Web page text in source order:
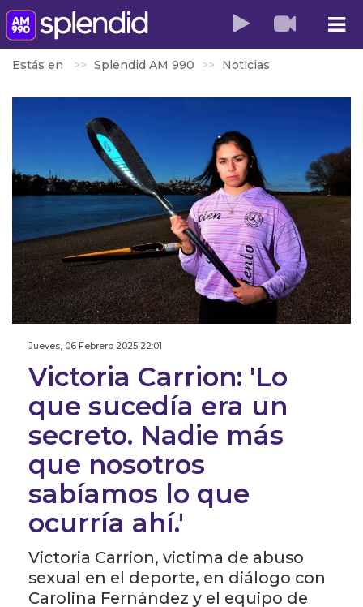
Estás en Splendid AM 990 Noticias
Jueves, 06 Febrero 2025 22:01
Victoria Carrion: 'Lo
que sucedía era un
secreto. Nadie más
que nosotros
sabíamos lo que
ocurría ahí.'
Victoria Carrion, victima de abuso
sexual en el deporte, en diálogo con
Carolina Fernández y el equipo de